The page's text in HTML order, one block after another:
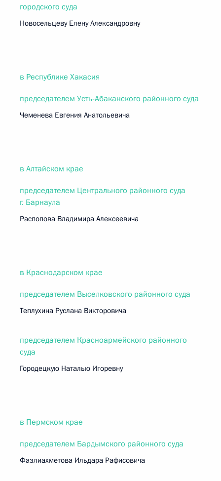
городского суда
Новосельцеву Елену Александровну
в Республике Хакасия
председателем Усть-Абаканского районного суда
Чеменева Евгения Анатольевича
в Алтайском крае
председателем Центрального районного суда
г. Барнаула
Распопова Владимира Алексеевича
в Краснодарском крае
председателем Выселковского районного суда
Теплухина Руслана Викторовича
председателем Красноармейского районного
суда
Городецкую Наталью Игоревну
в Пермском крае
председателем Бардымского районного суда
Фазлиахметова Ильдара Рафисовича